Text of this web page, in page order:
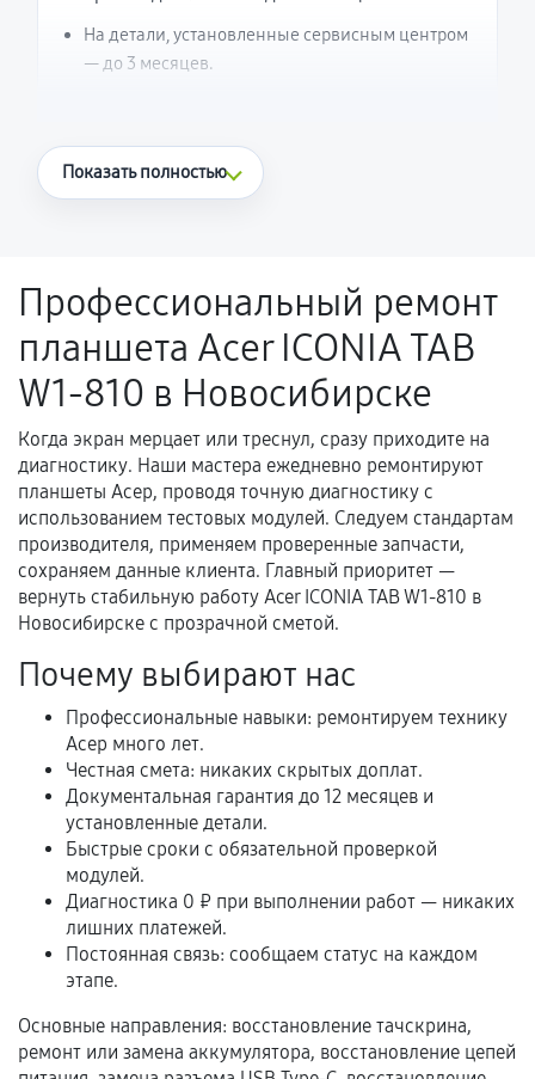
На детали, установленные сервисным центром
— до 3 месяцев.
Что считается гарантийным случаем
Поломка установленной детали при
нормальной эксплуатации в течение
гарантийного срока.
Несоответствие комплектующей заявленным
техническим характеристикам.
Документы для подтверждения
гарантии
Гарантийный талон.
услуг и сроком гарантии.
Документы на установленные комплектующие
и кассовый чек.
Расширенная гарантия
В некоторых случаях возможно оформление
расширенной гарантии. Стоимость, сроки и
условия продления согласовываются отдельно и
фиксируются в документах.
Показать полностью
Профессиональный ремонт
планшета Acer ICONIA TAB
W1-810 в Новосибирске
Когда экран мерцает или треснул, сразу приходите на
диагностику. Наши мастера ежедневно ремонтируют
планшеты Асер, проводя точную диагностику с
использованием тестовых модулей. Следуем стандартам
производителя, применяем проверенные запчасти,
сохраняем данные клиента. Главный приоритет —
вернуть стабильную работу Acer ICONIA TAB W1-810 в
Новосибирске с прозрачной сметой.
Почему выбирают нас
Профессиональные навыки: ремонтируем технику
Асер много лет.
Честная смета: никаких скрытых доплат.
Документальная гарантия до 12 месяцев и
установленные детали.
Быстрые сроки с обязательной проверкой
модулей.
Диагностика 0 ₽ при выполнении работ — никаких
лишних платежей.
Постоянная связь: сообщаем статус на каждом
этапе.
Основные направления: восстановление тачскрина,
ремонт или замена аккумулятора, восстановление цепей